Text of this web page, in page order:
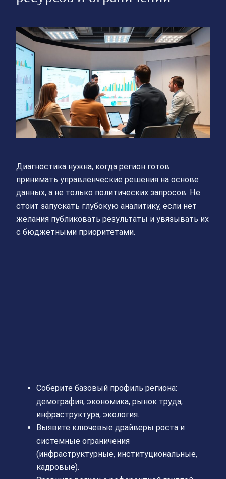
Диагностика нужна, когда регион готов
принимать управленческие решения на основе
данных, а не только политических запросов. Не
стоит запускать глубокую аналитику, если нет
желания публиковать результаты и увязывать их
с бюджетными приоритетами.
Соберите базовый профиль региона:
демография, экономика, рынок труда,
инфраструктура, экология.
Выявите ключевые драйверы роста и
системные ограничения
(инфраструктурные, институциональные,
кадровые).